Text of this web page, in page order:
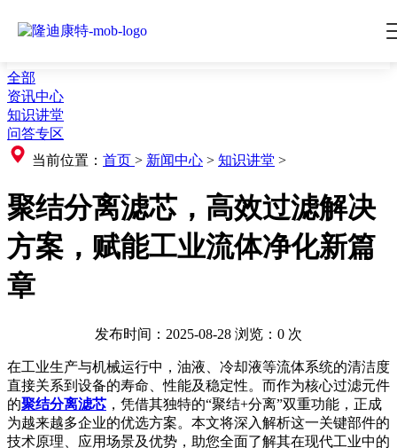
全部
资讯中心
知识讲堂
问答专区
当前位置： 首页 > 新闻中心 > 知识讲堂 >
聚结分离滤芯，高效过滤解决
方案，赋能工业流体净化新篇
章
发布时间：2025-08-28 浏览： 0 次
在工业生产与机械运行中，油液、冷却液等流体系统的清洁度
直接关系到设备的寿命、性能及稳定性。而作为核心过滤元件
的聚结分离滤芯 ，凭借其独特的“聚结+分离”双重功能，正成
为越来越多企业的优选方案。本文将深入解析这一关键部件的
技术原理、应用场景及优势，助您全面了解其在现代工业中的